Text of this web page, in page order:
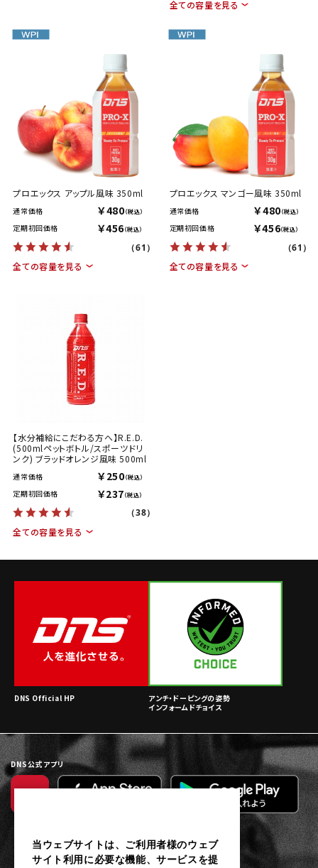
全ての容量を見る
プロエックス アップル風味 350ml
通常価格 ￥480（税込）
定期初回価格 ￥456（税込）
（61）
全ての容量を見る
プロエックス マンゴー風味 350ml
通常価格 ￥480（税込）
定期初回価格 ￥456（税込）
（61）
全ての容量を見る
【水分補給にこだわる方へ】R.E.D.
(500mlペットボトル/スポーツドリ
ンク) ブラッドオレンジ風味 500ml
通常価格 ￥250（税込）
定期初回価格 ￥237（税込）
（38）
全ての容量を見る
DNS Official HP
アンチ・ドーピングの姿勢
インフォームドチョイス
DNS公式アプリ
当ウェブサイトは、ご利用者様のウェブ
サイト利用に必要な機能、サービスを提